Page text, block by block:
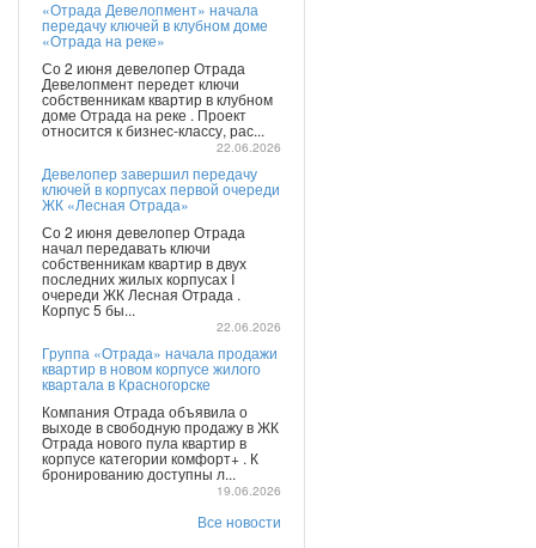
«Отрада Девелопмент» начала
передачу ключей в клубном доме
«Отрада на реке»
Со 2 июня девелопер Отрада
Девелопмент передет ключи
собственникам квартир в клубном
доме Отрада на реке . Проект
относится к бизнес-классу, рас...
22.06.2026
Девелопер завершил передачу
ключей в корпусах первой очереди
ЖК «Лесная Отрада»
Со 2 июня девелопер Отрада
начал передавать ключи
собственникам квартир в двух
последних жилых корпусах I
очереди ЖК Лесная Отрада .
Корпус 5 бы...
22.06.2026
Группа «Отрада» начала продажи
квартир в новом корпусе жилого
квартала в Красногорске
Компания Отрада объявила о
выходе в свободную продажу в ЖК
Отрада нового пула квартир в
корпусе категории комфорт+ . К
бронированию доступны л...
19.06.2026
Все новости